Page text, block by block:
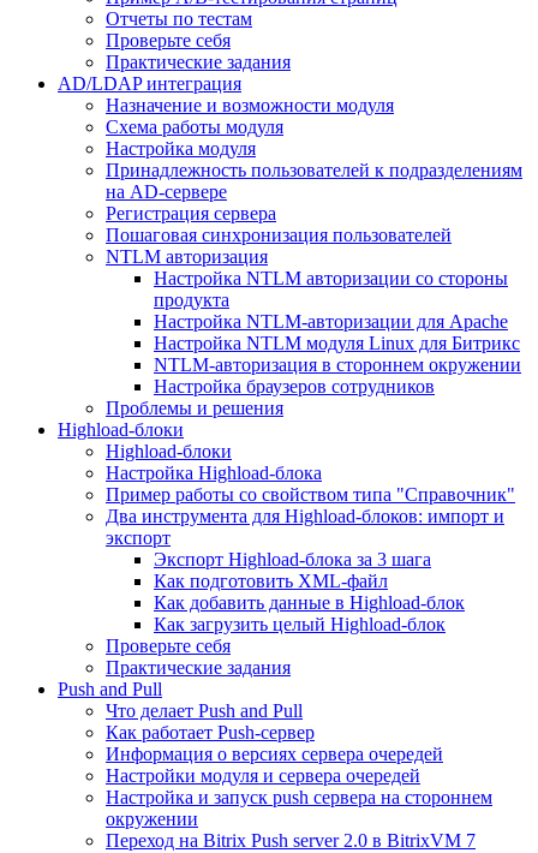
Отчеты по тестам
Проверьте себя
Практические задания
AD/LDAP интеграция
Назначение и возможности модуля
Схема работы модуля
Настройка модуля
Принадлежность пользователей к подразделениям
на AD-сервере
Регистрация сервера
Пошаговая синхронизация пользователей
NTLM авторизация
Настройка NTLM авторизации со стороны
продукта
Настройка NTLM-авторизации для Apache
Настройка NTLM модуля Linux для Битрикс
NTLM-авторизация в стороннем окружении
Настройка браузеров сотрудников
Проблемы и решения
Highload-блоки
Highload-блоки
Настройка Highload-блока
Пример работы со свойством типа "Справочник"
Два инструмента для Highload-блоков: импорт и
экспорт
Экспорт Highload-блока за 3 шага
Как подготовить XML-файл
Как добавить данные в Highload-блок
Как загрузить целый Highload-блок
Проверьте себя
Практические задания
Push and Pull
Что делает Push and Pull
Как работает Push-сервер
Информация о версиях сервера очередей
Настройки модуля и сервера очередей
Настройка и запуск push сервера на стороннем
окружении
Переход на Bitrix Push server 2.0 в BitrixVM 7